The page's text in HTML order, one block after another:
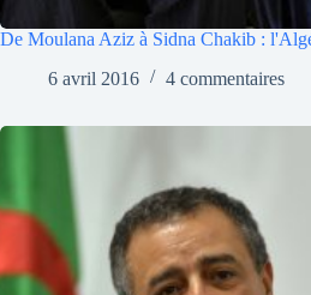
De Moulana Aziz à Sidna Chakib :
6 avril 2016
4 commentaires